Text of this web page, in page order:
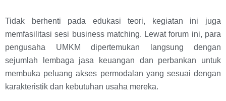
Tidak berhenti pada edukasi teori, kegiatan ini juga
memfasilitasi sesi business matching. Lewat forum ini, para
pengusaha UMKM dipertemukan langsung dengan
sejumlah lembaga jasa keuangan dan perbankan untuk
membuka peluang akses permodalan yang sesuai dengan
karakteristik dan kebutuhan usaha mereka.